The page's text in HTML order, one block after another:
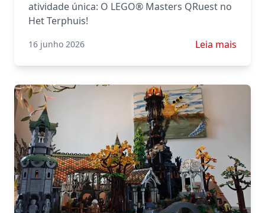
atividade única: O LEGO® Masters QRuest no
Het Terphuis!
16 junho 2026 Saiba mais
Leia mais